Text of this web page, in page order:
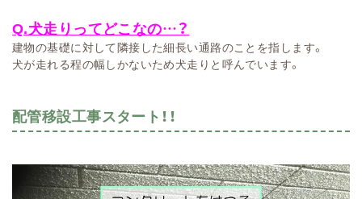
Q.犬走りってどこなの…？
建物の基礎に対して隣接した細長い通路のことを指します。
犬が走れる程の幅しかないため犬走りと呼んでいます。
配管移設工事スタート！！